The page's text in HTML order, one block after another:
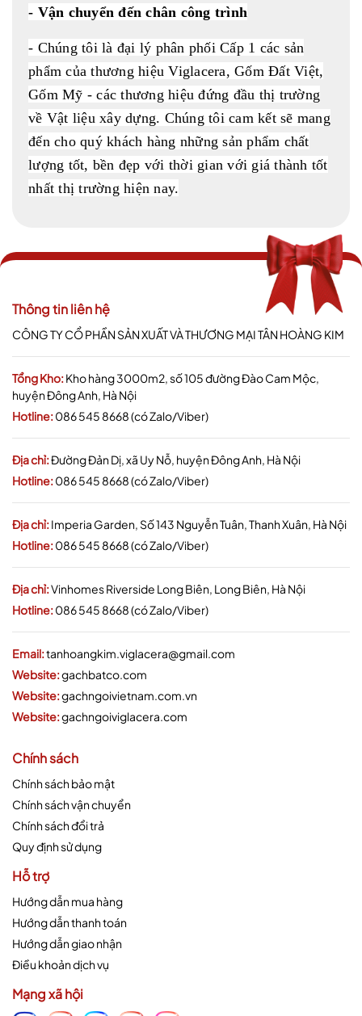
- Vận chuyển đến chân công trình
- Chúng tôi là đại lý phân phối Cấp 1 các sản
phẩm của thương hiệu Viglacera, Gốm Đất Việt,
Gốm Mỹ - các thương hiệu đứng đầu thị trường
về Vật liệu xây dựng. Chúng tôi cam kết sẽ mang
đến cho quý khách hàng những sản phẩm chất
lượng tốt, bền đẹp với thời gian với giá thành tốt
nhất thị trường hiện nay.
Thông tin liên hệ
CÔNG TY CỔ PHẦN SẢN XUẤT VÀ THƯƠNG MẠI TÂN HOÀNG KIM
Tổng Kho:Kho hàng 3000m2, số 105 đường Đào Cam Mộc,
huyện Đông Anh, Hà Nội
Hotline:086 545 8668 (có Zalo/Viber)
Địa chỉ:Đường Đản Dị, xã Uy Nỗ, huyện Đông Anh, Hà Nội
Hotline:086 545 8668 (có Zalo/Viber)
Địa chỉ:Imperia Garden, Số 143 Nguyễn Tuân, Thanh Xuân, Hà Nội
Hotline:086 545 8668 (có Zalo/Viber)
Địa chỉ:Vinhomes Riverside Long Biên, Long Biên, Hà Nội
Hotline:086 545 8668 (có Zalo/Viber)
Email:tanhoangkim.viglacera@gmail.com
Website:gachbatco.com
Website:gachngoivietnam.com.vn
Website:gachngoiviglacera.com
Chính sách
Chính sách bảo mật
Chính sách vận chuyển
Chính sách đổi trả
Quy định sử dụng
Hỗ trợ
Hướng dẫn mua hàng
Hướng dẫn thanh toán
Hướng dẫn giao nhận
Điều khoản dịch vụ
Mạng xã hội